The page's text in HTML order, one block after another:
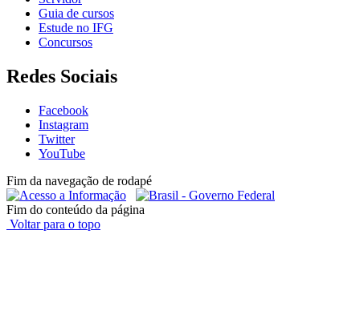
Guia de cursos
Estude no IFG
Concursos
Redes Sociais
Facebook
Instagram
Twitter
YouTube
Fim da navegação de rodapé
Fim do conteúdo da página
Voltar para o topo